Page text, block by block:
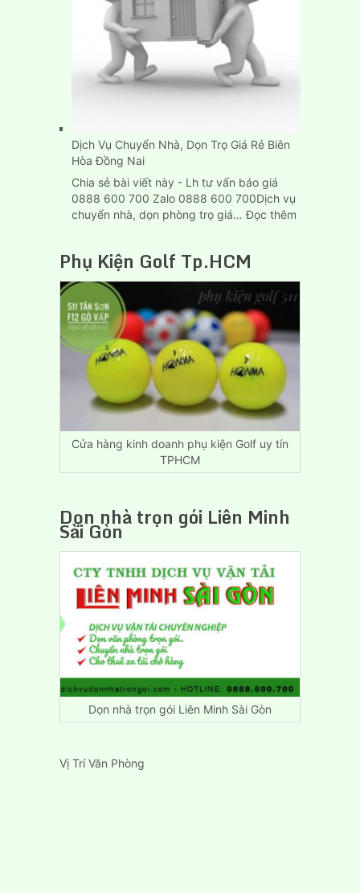
Dịch Vụ Chuyển Nhà, Dọn Trọ Giá Rẻ Biên
Hòa Đồng Nai
Chia sẻ bài viết này - Lh tư vấn báo giá
0888 600 700 Zalo 0888 600 700Dịch vụ
chuyển nhà, dọn phòng trọ giá…Đọc thêm:
Nhà,
Dọn
Rẻ
Phụ Kiện Golf Tp.HCM
Cửa hàng kinh doanh phụ kiện Golf uy tín
TPHCM
Dọn nhà trọn gói Liên Minh
Sài Gòn
Dọn nhà trọn gói Liên Minh Sài Gòn
Vị Trí Văn Phòng